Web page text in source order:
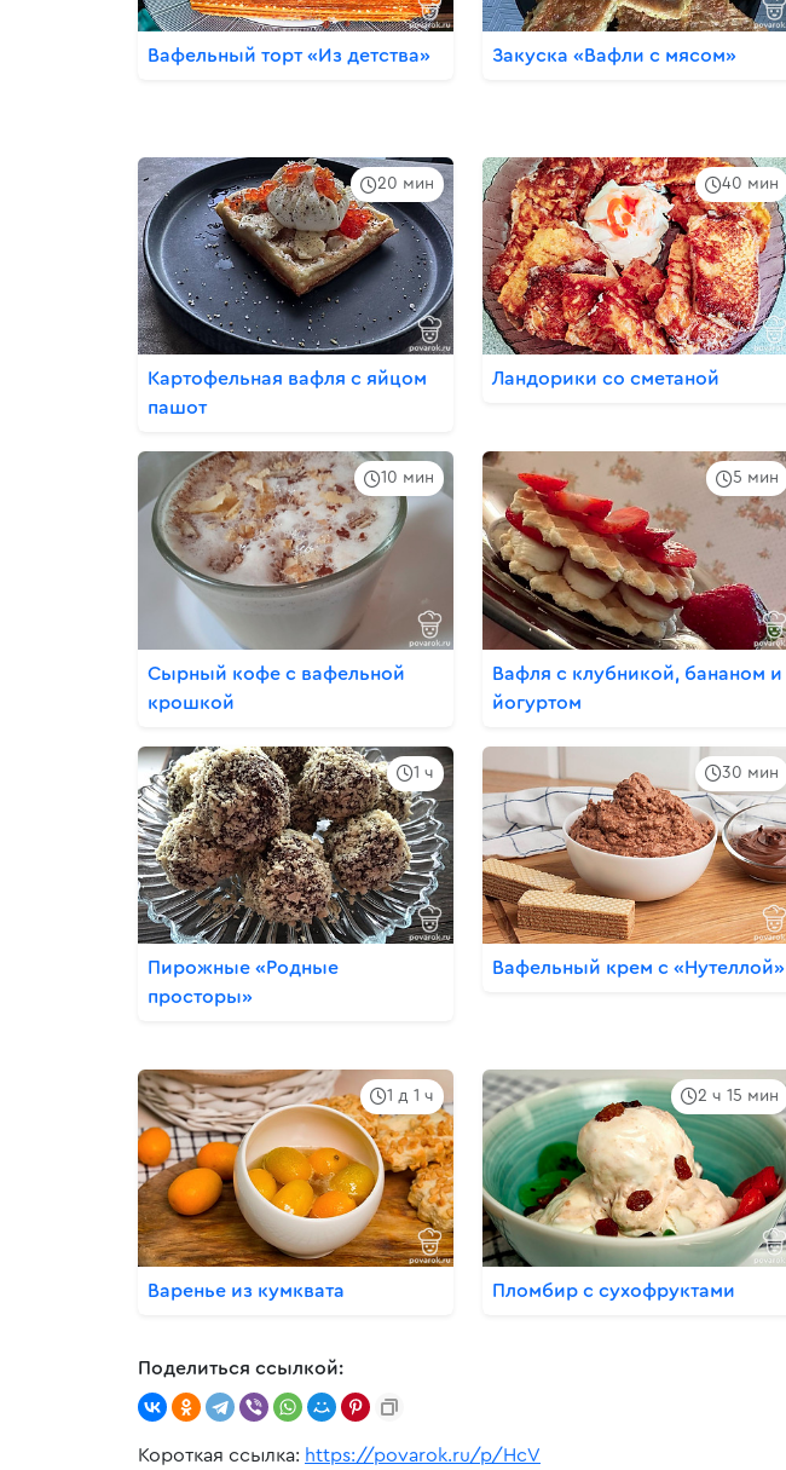
Вафельный торт «Из детства» Закуска «Вафли с мясом»
20 мин
Картофельная вафля с яйцом
пашот
40 мин
Ландорики со сметаной
10 мин
Сырный кофе с вафельной
крошкой
5 мин
Вафля с клубникой, бананом и
йогуртом
1 ч
Пирожные «Родные
просторы»
30 мин
Вафельный крем с «Нутеллой»
1 д 1 ч
Варенье из кумквата
2 ч 15 мин
Пломбир с сухофруктами
Поделиться ссылкой:
Короткая ссылка: https://povarok.ru/p/HcV